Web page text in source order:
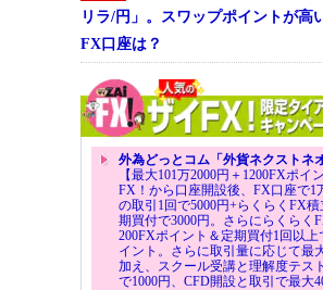
リラ/円」。スワップポイントが高
FX口座は？
外為どっとコム「外貨ネクストネ
【最大101万2000円＋1200FXポイ
FX！から口座開設後、FX口座で1
の取引1回で5000円+らくらくFX積
期買付で3000円。さらにらくらく
200FXポイント＆定期買付1回以上
イント。さらに取引量に応じて最
加え、スクール受講と理解度テス
で1000円、CFD開設と取引で最大